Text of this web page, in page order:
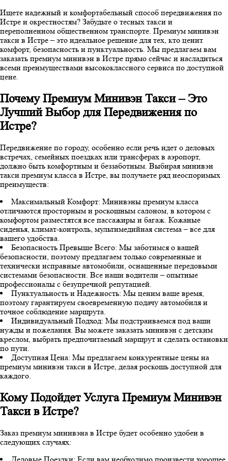
Ищете надежный и комфортабельный способ передвижения по
Истре и окрестностям? Забудьте о тесных такси и
переполненном общественном транспорте. Премиум минивэн
такси в Истре – это идеальное решение для тех, кто ценит
комфорт, безопасность и пунктуальность. Мы предлагаем вам
заказать премиум минивэн в Истре прямо сейчас и насладиться
всеми преимуществами высококлассного сервиса по доступной
цене.
Почему Премиум Минивэн Такси – Это
Лучший Выбор для Передвижения по
Истре?
Передвижение по городу, особенно если речь идет о деловых
встречах, семейных поездках или трансферах в аэропорт,
должно быть комфортным и беззаботным. Выбирая минивэн
такси премиум класса в Истре, вы получаете ряд неоспоримых
преимуществ:
Максимальный Комфорт: Минивэны премиум класса
отличаются просторным и роскошным салоном, в котором с
комфортом разместятся все пассажиры и багаж. Кожаные
сиденья, климат-контроль, мультимедийная система – все для
вашего удобства.
Безопасность Превыше Всего: Мы заботимся о вашей
безопасности, поэтому предлагаем только современные и
технически исправные автомобили, оснащенные передовыми
системами безопасности. Все наши водители – опытные
профессионалы с безупречной репутацией.
Пунктуальность и Надежность: Мы ценим ваше время,
поэтому гарантируем своевременную подачу автомобиля и
точное соблюдение маршрута.
Индивидуальный Подход: Мы подстраиваемся под ваши
нужды и пожелания. Вы можете заказать минивэн с детским
креслом, выбрать предпочитаемый маршрут и сделать остановки
по пути.
Доступная Цена: Мы предлагаем конкурентные цены на
премиум минивэн такси в Истре, делая роскошь доступной для
каждого.
Кому Подойдет Услуга Премиум Минивэн
Такси в Истре?
Заказ премиум минивэна в Истре будет особенно удобен в
следующих случаях: